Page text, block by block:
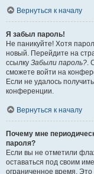
Вернуться к началу
Я забыл пароль!
Не паникуйте! Хотя
новый. Перейдите на
ссылку Забыли пароль?.
сможете войти на
Если не удалось
конференции.
Вернуться к началу
Почему мне
пароля?
Если вы не отметили
оставаться под своим
ограниченное время. Это